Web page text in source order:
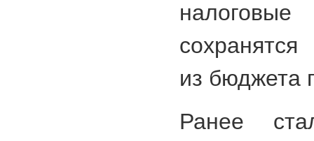
из бюджета
Ранее